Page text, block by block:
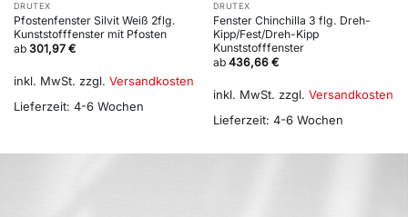
DRUTEX
Pfostenfenster Silvit Weiß 2flg.
Kunststofffenster mit Pfosten
ab 301,97 €
inkl. MwSt. zzgl. Versandkosten
Lieferzeit: 4-6 Wochen
DRUTEX
Fenster Chinchilla 3 flg. Dreh-
Kipp/Fest/Dreh-Kipp
Kunststofffenster
ab 436,66 €
inkl. MwSt. zzgl. Versandkosten
Lieferzeit: 4-6 Wochen